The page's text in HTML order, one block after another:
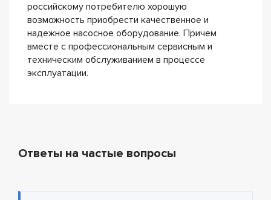
российскому потребителю хорошую
возможность приобрести качественное и
надежное насосное оборудование. Причем
вместе с профессиональным сервисным и
техническим обслуживанием в процессе
эксплуатации.
Ответы на частые вопросы